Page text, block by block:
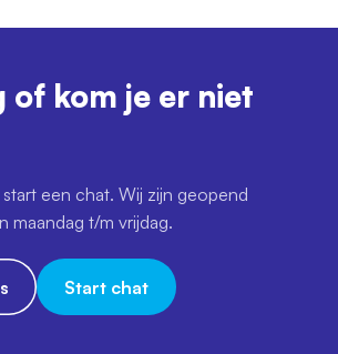
of kom je er niet
een chat. Wij zijn geopend
t/m vrijdag.
Start chat